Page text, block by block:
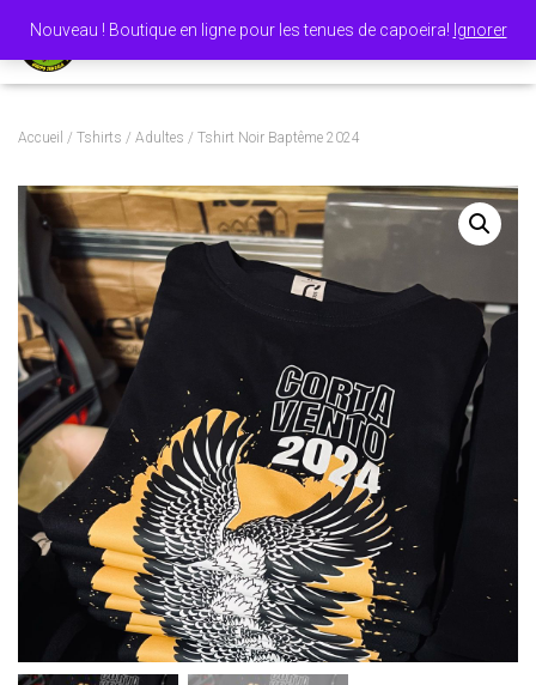
Nouveau ! Boutique en ligne pour les tenues de capoeira! Ignorer
Accueil / Tshirts / Adultes / Tshirt Noir Baptême 2024